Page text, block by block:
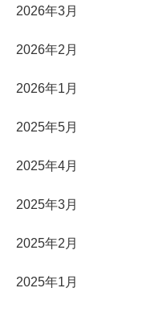
2026年3月
2026年2月
2026年1月
2025年5月
2025年4月
2025年3月
2025年2月
2025年1月